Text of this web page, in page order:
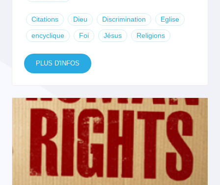
Citations Dieu Discrimination Eglise
encyclique Foi Jésus Religions
PLUS D'INFOS